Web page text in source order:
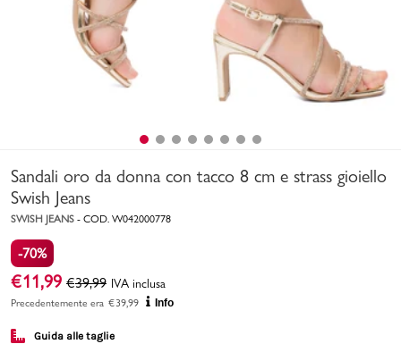
Marchi
Sandali oro da donna con tacco 8 cm e strass gioiello
Swish Jeans
SWISH JEANS - COD. W042000778
-70%
€11,99 €39,99 IVA inclusa
Precedentemente era €39,99 Info
Guida alle taglie